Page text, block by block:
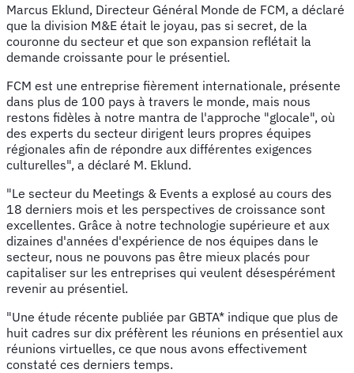
Marcus Eklund, Directeur Général Monde de FCM, a déclaré
que la division M&E était le joyau, pas si secret, de la
couronne du secteur et que son expansion reflétait la
demande croissante pour le présentiel.
FCM est une entreprise fièrement internationale, présente
dans plus de 100 pays à travers le monde, mais nous
restons fidèles à notre mantra de l'approche "glocale", où
des experts du secteur dirigent leurs propres équipes
régionales afin de répondre aux différentes exigences
culturelles", a déclaré M. Eklund.
"Le secteur du Meetings & Events a explosé au cours des
18 derniers mois et les perspectives de croissance sont
excellentes. Grâce à notre technologie supérieure et aux
dizaines d'années d'expérience de nos équipes dans le
secteur, nous ne pouvons pas être mieux placés pour
capitaliser sur les entreprises qui veulent désespérément
revenir au présentiel.
"Une étude récente publiée par GBTA* indique que plus de
huit cadres sur dix préfèrent les réunions en présentiel aux
réunions virtuelles, ce que nous avons effectivement
constaté ces derniers temps.